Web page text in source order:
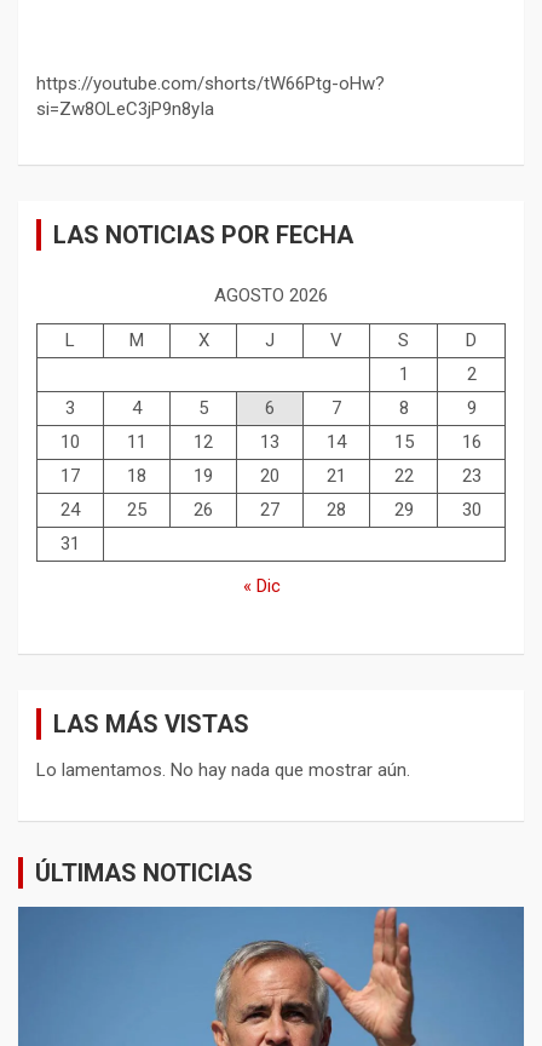
https://youtube.com/shorts/tW66Ptg-oHw?
si=Zw8OLeC3jP9n8yIa
LAS NOTICIAS POR FECHA
AGOSTO 2026
L M X J V S
D
1
2
3
4 5 6 7 8
9
10
11 12 13 14 15
16
17
18 19 20 21 22
23
24
25 26 27 28 29
30
31
« Dic
LAS MÁS VISTAS
Lo lamentamos. No hay nada que mostrar aún.
ÚLTIMAS NOTICIAS